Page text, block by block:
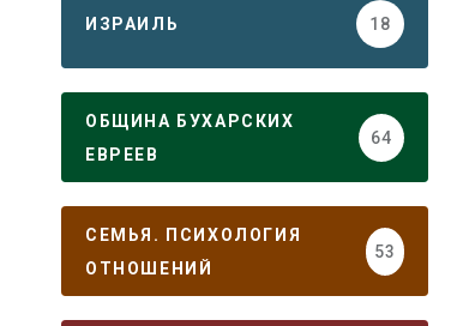
ИЗРАИЛЬ 18
ОБЩИНА БУХАРСКИХ
ЕВРЕЕВ
64
СЕМЬЯ. ПСИХОЛОГИЯ
ОТНОШЕНИЙ
53